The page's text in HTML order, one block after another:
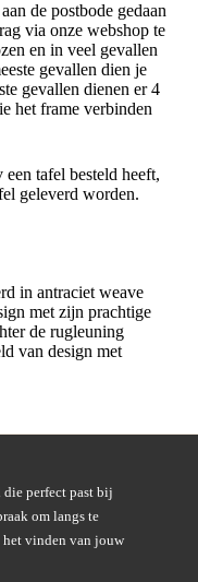
de postbode gedaan
via onze webshop te
en in veel gevallen
gevallen dien je
gevallen dienen er 4
het frame verbinden
tafel besteld heeft,
geleverd worden.
in antraciet weave
met zijn prachtige
de rugleuning
van design met
perfect past bij
om langs te
het vinden van jouw